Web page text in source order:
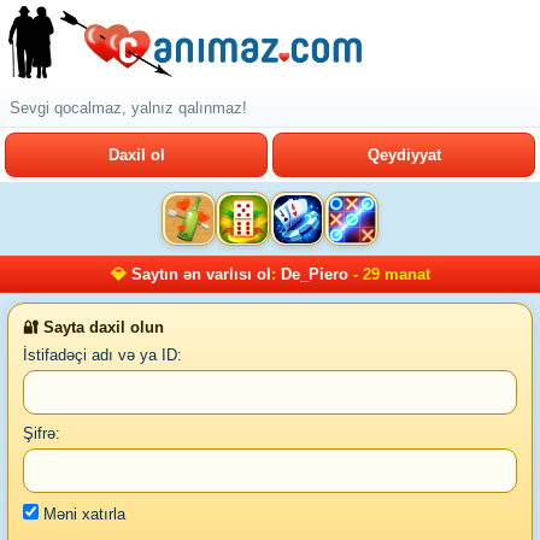
Sevgi qocalmaz, yalnız qalınmaz!
Daxil ol Qeydiyyat
💎 Saytın ən varlısı ol : De_Piero- 29 manat
🔐 Sayta daxil olun
İstifadəçi adı və ya ID:
Şifrə:
Məni xatırla